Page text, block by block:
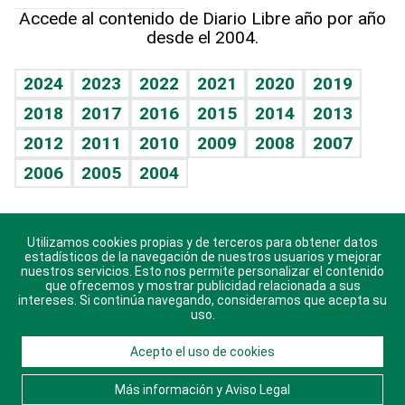
Vida y familia
Eñe
Celebrando la vida
Sin complejos
En pocas palabras
Escuchando al corazón
Economía Personal
TBT Deportivo
Hecho en casa
Guía del dinero
Cumpleaños
Horóscopos
Crucigramas
Accede al contenido de Diario Libre año por año
desde el 2004.
2024 2023 2022 2021 2020
2019
2018
2017 2016 2015 2014
2013
2012
2011 2010 2009 2008
2007
2006
2005 2004
Descarga nuestras aplicaciones para Android, iOS y
sistema Huawei.
© 2021 Diario Libre, todos los derechos reservados.
Consulta elAviso Legal. Ponte en Contacto
Utilizamos cookies propias y de terceros para obtener datos
estadísticos de la navegación de nuestros usuarios y mejorar
nuestros servicios. Esto nos permite personalizar el contenido
que ofrecemos y mostrar publicidad relacionada a sus
intereses. Si continúa navegando, consideramos que acepta su
uso.
Acepto el uso de cookies
Más información y Aviso Legal